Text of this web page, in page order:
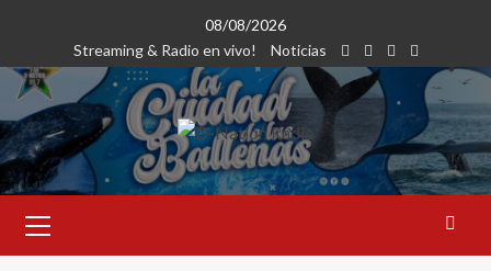
contenido
08/08/2026
Streaming & Radio en vivo!
Noticias
primario